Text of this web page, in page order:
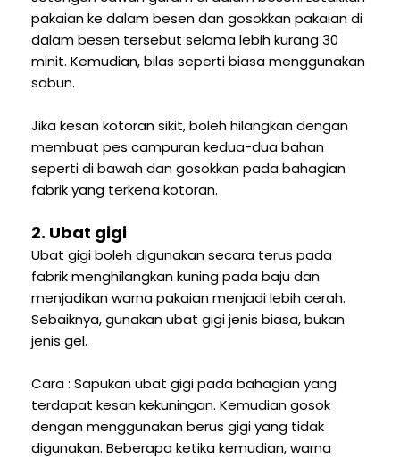
pakaian ke dalam besen dan gosokkan pakaian di
dalam besen tersebut selama lebih kurang 30
minit. Kemudian, bilas seperti biasa menggunakan
sabun.
Jika kesan kotoran sikit, boleh hilangkan dengan
membuat pes campuran kedua-dua bahan
seperti di bawah dan gosokkan pada bahagian
fabrik yang terkena kotoran.
2. Ubat gigi
Ubat gigi boleh digunakan secara terus pada
fabrik menghilangkan kuning pada baju dan
menjadikan warna pakaian menjadi lebih cerah.
Sebaiknya, gunakan ubat gigi jenis biasa, bukan
jenis gel.
Cara : Sapukan ubat gigi pada bahagian yang
terdapat kesan kekuningan. Kemudian gosok
dengan menggunakan berus gigi yang tidak
digunakan. Beberapa ketika kemudian, warna